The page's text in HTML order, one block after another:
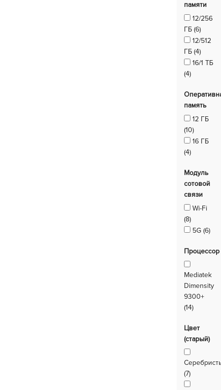
памяти
12/256
ГБ (6)
12/512
ГБ (4)
16/1 ТБ
(4)
память
12 ГБ
(10)
16 ГБ
(4)
Модуль
сотовой
связи
Wi-Fi
(8)
5G (6)
Процессор
Mediatek
Dimensity
9300+
(14)
Цвет
(старый)
(7)